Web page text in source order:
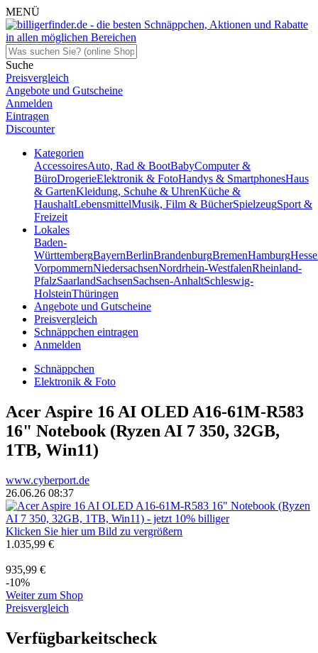
MENÜ
Suche
Preisvergleich
Angebote und Gutscheine
Anmelden
Eintragen
Discounter
Kategorien
AccessoiresAuto, Rad & BootBabyComputer &
BüroDrogerieElektronik & FotoHandys & SmartphonesHaus
& GartenKleidung, Schuhe & UhrenKüche &
HaushaltLebensmittelMusik, Film & BücherSpielzeugSport &
Freizeit
Lokales
Baden-
WürttembergBayernBerlinBrandenburgBremenHamburg
VorpommernNiedersachsenNordrhein-WestfalenRheinland-
PfalzSaarlandSachsenSachsen-AnhaltSchleswig-
HolsteinThüringen
Angebote und Gutscheine
Preisvergleich
Schnäppchen eintragen
Anmelden
Schnäppchen
Elektronik & Foto
Acer Aspire 16 AI OLED A16-61M-R583
16" Notebook (Ryzen AI 7 350, 32GB,
1TB, Win11)
www.cyberport.de
26.06.26 08:37
Klicken Sie hier um Bild zu vergrößern
1.035,99 €
935,99 €
-10%
Weiter zum Shop
Preisvergleich
Verfügbarkeitscheck